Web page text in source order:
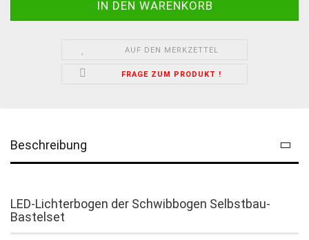
AUF DEN MERKZETTEL
FRAGE ZUM PRODUKT !
Beschreibung
LED-Lichterbogen der Schwibbogen Selbstbau-
Bastelset